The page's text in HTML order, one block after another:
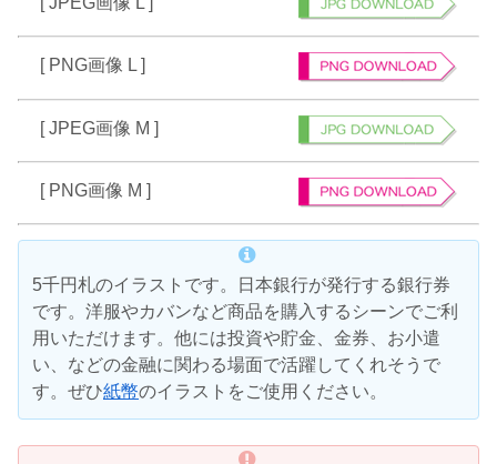
[ PNG画像 L ]
[ JPEG画像 M ]
[ PNG画像 M ]
5千円札のイラストです。日本銀行が発行する銀行券
です。洋服やカバンなど商品を購入するシーンでご利
用いただけます。他には投資や貯金、金券、お小遣
い、などの金融に関わる場面で活躍してくれそうで
す。ぜひ紙幣のイラストをご使用ください。